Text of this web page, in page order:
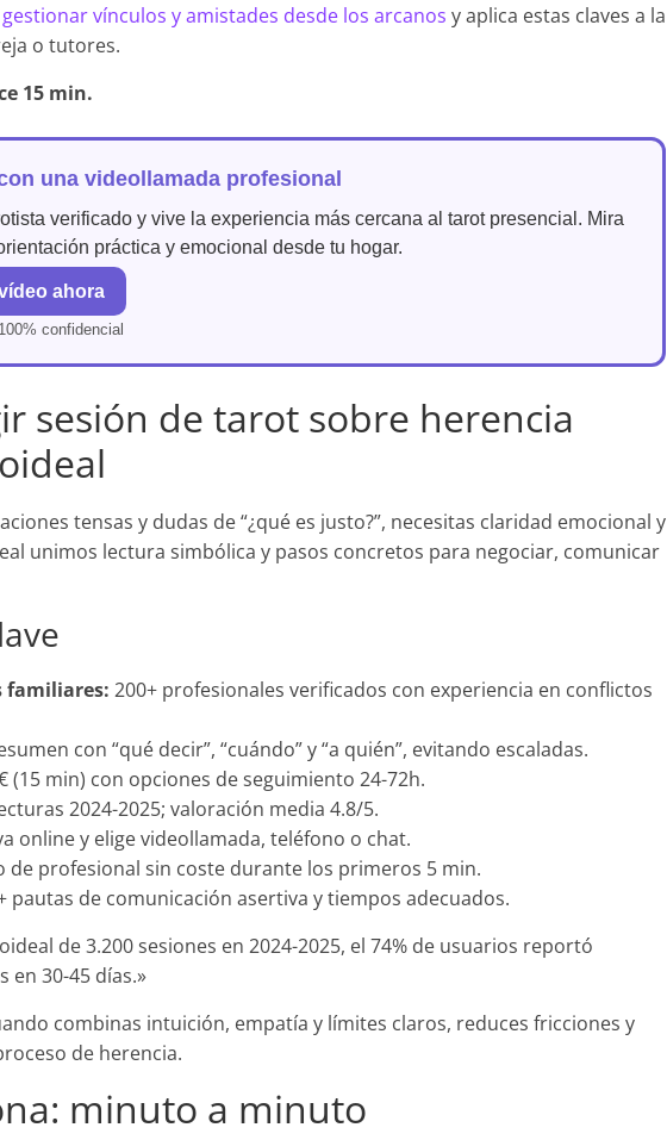
vínculos y amistades desde los arcanos y aplica estas claves a la
o tutores.
15 min.
una videollamada profesional
verificado y vive la experiencia más cercana al tarot presencial. Mira
práctica y emocional desde tu hogar.
ahora
confidencial
sesión de tarot sobre herencia
tensas y dudas de “¿qué es justo?”, necesitas claridad emocional y
unimos lectura simbólica y pasos concretos para negociar, comunicar
familiares: 200+ profesionales verificados con experiencia en conflictos
con “qué decir”, “cuándo” y “a quién”, evitando escaladas.
(15 min) con opciones de seguimiento 24-72h.
2024-2025; valoración media 4.8/5.
online y elige videollamada, teléfono o chat.
de profesional sin coste durante los primeros 5 min.
pautas de comunicación asertiva y tiempos adecuados.
de 3.200 sesiones en 2024-2025, el 74% de usuarios reportó
en 30-45 días.»
combinas intuición, empatía y límites claros, reduces fricciones y
de herencia.
minuto a minuto